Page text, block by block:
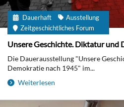
Dauerhaft
Ausstellung
Zeitgeschichtliches Forum
Unsere Geschichte. Diktatur und
Die Dauerausstellung "Unsere
Demokratie nach 1945" im...
Weiterlesen